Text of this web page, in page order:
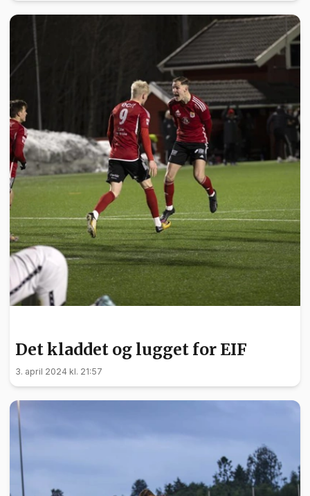
Det kladdet og lugget for EIF
3. april 2024 kl. 21:57